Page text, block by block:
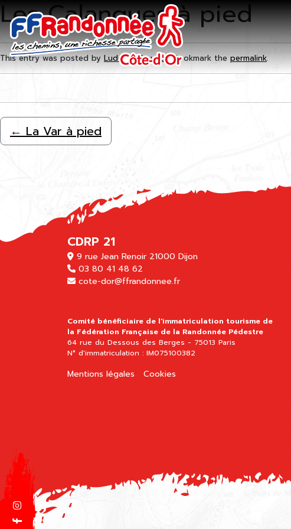
Skip to main content
Les Calanques à pied
This entry was posted byLudovic Maugras. Bookmark thepermalink.
← La Var à pied
CDRP 21
9 rue Jean Renoir 21000 Dijon
03 80 41 48 62
cote-dor@ffrandonnee.fr
Comité bénéficiaire de l'immatriculation tourisme de
la Fédération Française de la Randonnée Pédestre
64 rue du Dessous des Berges - 75013 Paris
N° d'immatriculation : IM075100382
Mentions légales Cookies